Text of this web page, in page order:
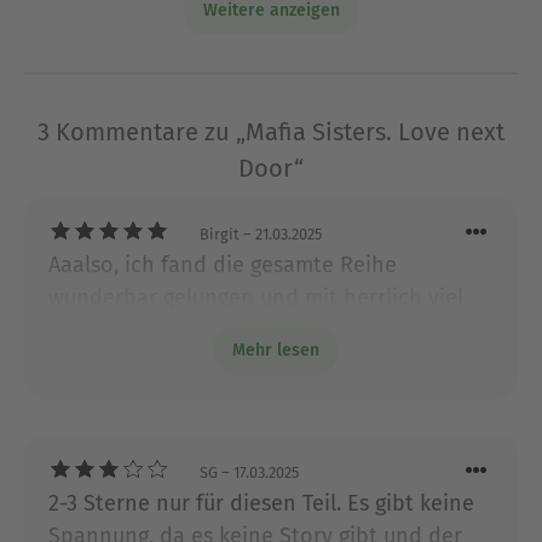
deutschsprachigen Roman im Genre Liebe. Seit
2015 schreibt sie als MONICA BELLINI sinnliche
Liebesromane. 2023 erschien ihr erster Roman
unter dem Pseudonym RIEKE ROTHBERG.
Ausblenden
Weitere anzeigen
3 Kommentare zu „Mafia Sisters. Love next
Door“
Birgit – 21.03.2025
Aaalso, ich fand die gesamte Reihe
Szenen gut geschrieben ❣️
Mehr lesen
SG – 17.03.2025
2-3 Sterne nur für diesen Teil. Es gibt keine
Spannung, da es keine Story gibt und der